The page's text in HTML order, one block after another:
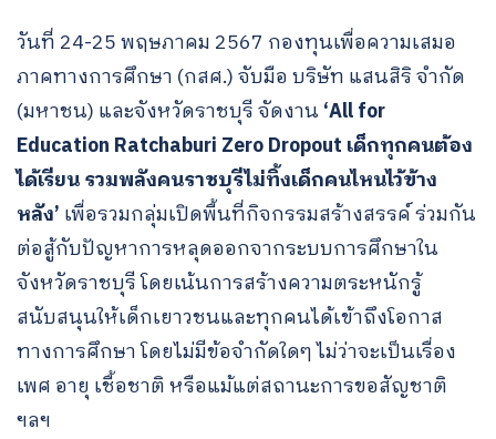
วันที่ 24-25 พฤษภาคม 2567 กองทุนเพื่อความเสมอ
ภาคทางการศึกษา (กสศ.) จับมือ บริษัท แสนสิริ จำกัด
(มหาชน) และจังหวัดราชบุรี จัดงาน ‘All for
Education Ratchaburi Zero Dropout เด็กทุกคนต้อง
ได้เรียน รวมพลังคนราชบุรีไม่ทิ้งเด็กคนไหนไว้ข้าง
หลัง’ เพื่อรวมกลุ่มเปิดพื้นที่กิจกรรมสร้างสรรค์ ร่วมกัน
ต่อสู้กับปัญหาการหลุดออกจากระบบการศึกษาใน
จังหวัดราชบุรี โดยเน้นการสร้างความตระหนักรู้
สนับสนุนให้เด็กเยาวชนและทุกคนได้เข้าถึงโอกาส
ทางการศึกษา โดยไม่มีข้อจำกัดใดๆ ไม่ว่าจะเป็นเรื่อง
เพศ อายุ เชื้อชาติ หรือแม้แต่สถานะการขอสัญชาติ
ฯลฯ